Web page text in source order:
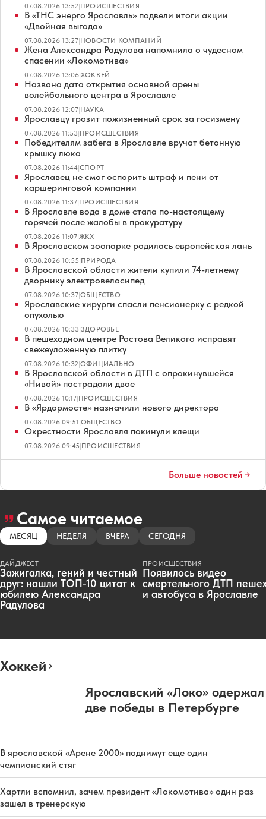
07.08.2026 13:52|ПРОИСШЕСТВИЯ
В «ТНС энерго Ярославль» подвели итоги акции
«Двойная выгода»
07.08.2026 13:27|НОВОСТИ КОМПАНИЙ
Жена Александра Радулова напомнила о чудесном
спасении «Локомотива»
07.08.2026 13:06|ХОККЕЙ
Названа дата открытия основной арены
волейбольного центра в Ярославле
07.08.2026 12:07|НАУКА
Ярославцу грозит пожизненный срок за госизмену
07.08.2026 11:53|ПРОИСШЕСТВИЯ
Победителям забега в Ярославле вручат бетонную
крышку люка
07.08.2026 11:44|СПОРТ
Ярославец не смог оспорить штраф и пени от
каршеринговой компании
07.08.2026 11:37|ПРОИСШЕСТВИЯ
В Ярославле вода в доме стала по-настоящему
горячей после жалобы в прокуратуру
07.08.2026 11:07|ЖКХ
В Ярославском зоопарке родилась европейская лань
07.08.2026 10:55|ПРИРОДА
В Ярославской области жители купили 74-летнему
дворнику электровелосипед
07.08.2026 10:37|ОБЩЕСТВО
Ярославские хирурги спасли пенсионерку с редкой
опухолью
07.08.2026 10:33|ЗДОРОВЬЕ
В пешеходном центре Ростова Великого исправят
свежеуложенную плитку
07.08.2026 10:32|ОФИЦИАЛЬНО
В Ярославской области в ДТП с опрокинувшейся
«Нивой» пострадали двое
07.08.2026 10:17|ПРОИСШЕСТВИЯ
В «Ярдормосте» назначили нового директора
07.08.2026 09:51|ОБЩЕСТВО
Окрестности Ярославля покинули клещи
07.08.2026 09:45|ПРОИСШЕСТВИЯ
Больше новостей
Самое читаемое
МЕСЯЦ НЕДЕЛЯ ВЧЕРА СЕГОДНЯ
ДАЙДЖЕСТ
Зажигалка, гений и честный
друг: нашли ТОП-10 цитат к
юбилею Александра
Радулова
ПРОИСШЕСТВИЯ
Появилось видео
смертельного ДТП
и автобуса в Ярославле
Хоккей
Ярославский «Локо» одержал
две победы в Петербурге
В ярославской «Арене 2000» поднимут еще один
чемпионский стяг
Хартли вспомнил, зачем президент «Локомотива» один раз
зашел в тренерскую